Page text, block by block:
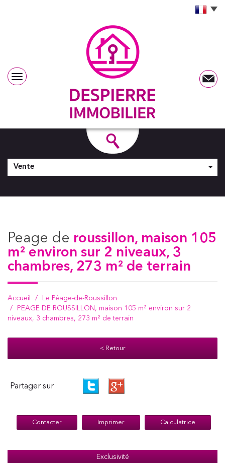
Vente
peage de roussillon, maison 105
m² environ sur 2 niveaux, 3
chambres, 273 m² de terrain
Accueil
Le Péage-de-Roussillon
PEAGE DE ROUSSILLON, maison 105 m² environ sur 2
niveaux, 3 chambres, 273 m² de terrain
< Retour
Partager sur
Contacter Imprimer Calculatrice
Exclusivité